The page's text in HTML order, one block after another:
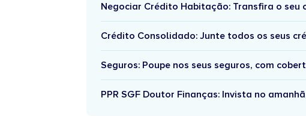
Negociar Crédito Habitação: Transfira o
Crédito Consolidado: Junte todos os seus
Seguros: Poupe nos seus seguros, com
PPR SGF Doutor Finanças: Invista no